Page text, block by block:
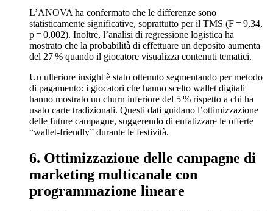
L’ANOVA ha confermato che le differenze sono
statisticamente significative, soprattutto per il TMS (F = 9,34,
p = 0,002). Inoltre, l’analisi di regressione logistica ha
mostrato che la probabilità di effettuare un deposito aumenta
del 27 % quando il giocatore visualizza contenuti tematici.
Un ulteriore insight è stato ottenuto segmentando per metodo
di pagamento: i giocatori che hanno scelto wallet digitali
hanno mostrato un churn inferiore del 5 % rispetto a chi ha
usato carte tradizionali. Questi dati guidano l’ottimizzazione
delle future campagne, suggerendo di enfatizzare le offerte
“wallet‑friendly” durante le festività.
6. Ottimizzazione delle campagne di
marketing multicanale con
programmazione lineare